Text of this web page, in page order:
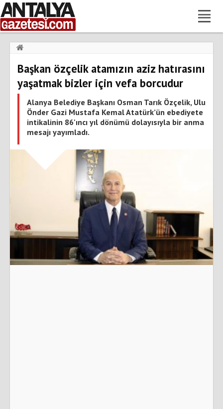
Başkan özçelik atamızın aziz hatırasını yaşatmak bizler için vefa
borcudur
Başkan özçelik atamızın aziz hatırasını
yaşatmak bizler için vefa borcudur
Alanya Belediye Başkanı Osman Tarık Özçelik, Ulu
Önder Gazi Mustafa Kemal Atatürk’ün ebediyete
intikalinin 86'ıncı yıl dönümü dolayısıyla bir anma
mesajı yayımladı.